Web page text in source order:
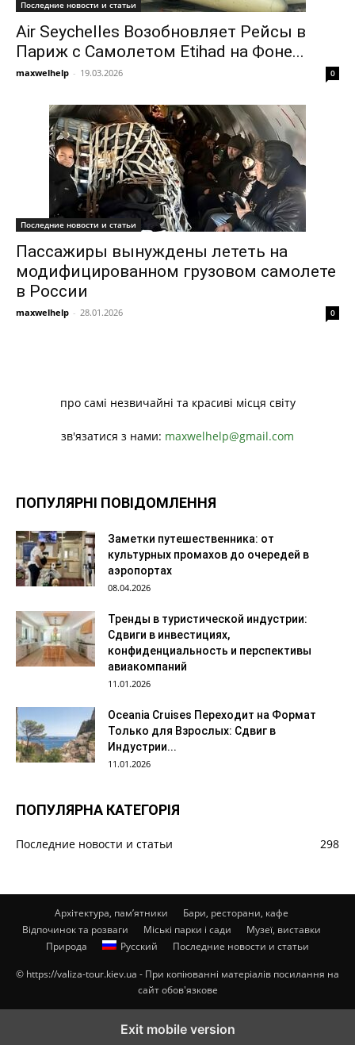
Последние новости и статьи
Air Seychelles Возобновляет Рейсы в
Париж с Самолетом Etihad на Фоне...
maxwelhelp - 19.03.2026 0
Последние новости и статьи
Пассажиры вынуждены лететь на
модифицированном грузовом самолете
в России
maxwelhelp - 28.01.2026 0
про самі незвичайні та красиві місця світу
зв'язатися з нами: maxwelhelp@gmail.com
ПОПУЛЯРНІ ПОВІДОМЛЕННЯ
Заметки путешественника: от
культурных промахов до очередей в
аэропортах
08.04.2026
Тренды в туристической индустрии:
Сдвиги в инвестициях,
конфиденциальность и перспективы
авиакомпаний
11.01.2026
Oceania Cruises Переходит на Формат
Только для Взрослых: Сдвиг в
Индустрии...
11.01.2026
ПОПУЛЯРНА КАТЕГОРІЯ
Последние новости и статьи 298
Архітектура, пам’ятники
Бари, ресторани, кафе
Відпочинок та розваги
Міські парки і сади
Музеї, виставки
Природа
Русский Последние новости и статьи
© https://valiza-tour.kiev.ua - При копіюванні матеріалів посилання на
сайт обов'язкове
Exit mobile version